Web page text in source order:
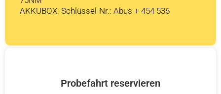
AKKUBOX: Schlüssel-Nr.: Abus + 454 536
Probefahrt reservieren